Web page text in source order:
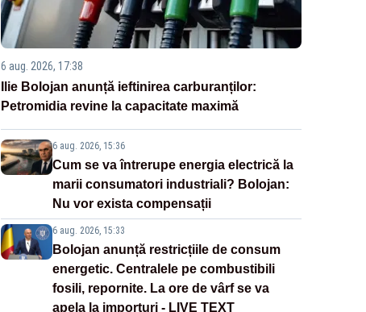
6 aug. 2026, 17:38
Ilie Bolojan anunță ieftinirea carburanților:
Petromidia revine la capacitate maximă
6 aug. 2026, 15:36
Cum se va întrerupe energia electrică la
marii consumatori industriali? Bolojan:
Nu vor exista compensații
6 aug. 2026, 15:33
Bolojan anunță restricțiile de consum
energetic. Centralele pe combustibili
fosili, repornite. La ore de vârf se va
apela la importuri - LIVE TEXT